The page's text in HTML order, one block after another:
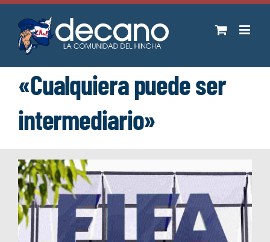
Saltar
contenido
«Cualquiera puede ser
intermediario»